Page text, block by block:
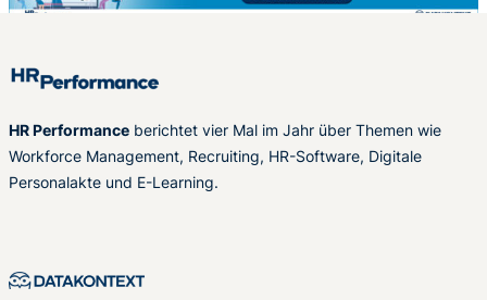
HR Performance berichtet vier Mal im Jahr über Themen wie
Workforce Management, Recruiting, HR-Software, Digitale
Personalakte und E-Learning.